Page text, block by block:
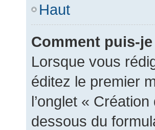
Haut
Comment puis-
Lorsque vous
éditez le premier
l’onglet «
dessous du